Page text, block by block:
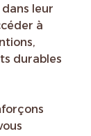
leur
à
durables